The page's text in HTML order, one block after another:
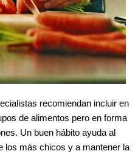
recomiendan incluir en
de alimentos pero en forma
Un buen hábito ayuda al
los más chicos y a mantener la